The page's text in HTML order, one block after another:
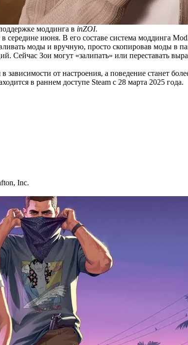
моддинга в inZOI.
в середине июня. В его составе система моддинга
моды и вручную, просто скопировав моды в
Сейчас Зои могут «залипать» или переставать
зависимости от настроения, а поведение станет
в раннем доступе Steam с 28 марта 2025 года.
Inc.